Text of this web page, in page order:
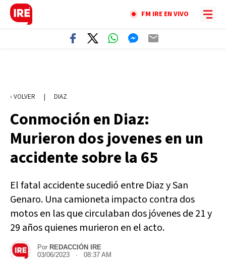
FM IRE EN VIVO
‹ VOLVER | DIAZ
Conmoción en Diaz:
Murieron dos jovenes en un
accidente sobre la 65
El fatal accidente sucedió entre Diaz y San
Genaro. Una camioneta impacto contra dos
motos en las que circulaban dos jóvenes de 21 y
29 años quienes murieron en el acto.
Por REDACCIÓN IRE
03/06/2023 · 08:37 AM